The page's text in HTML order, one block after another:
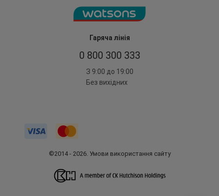
Гаряча лінія
0 800 300 333
З 9:00 до 19:00
Без вихідних
©2014 - 2026. Умови використання сайту